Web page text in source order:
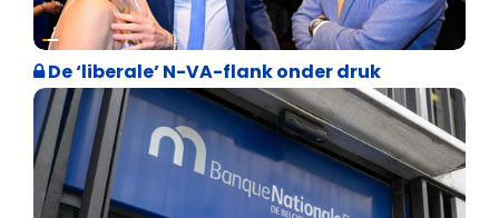
Binnenland politiek
De ‘liberale’ N-VA-flank onder druk